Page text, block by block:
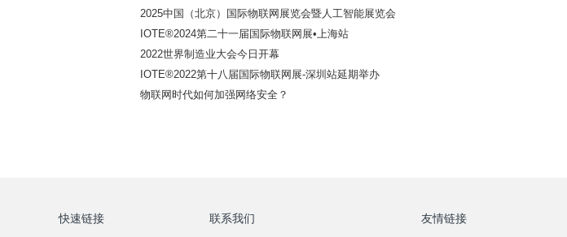
2025中国（北京）国际物联网展览会暨人工智能展览会
IOTE®2024第二十一届国际物联网展•上海站
2022世界制造业大会今日开幕
IOTE®2022第十八届国际物联网展-深圳站延期举办
物联网时代如何加强网络安全？
快速链接 联系我们 友情链接